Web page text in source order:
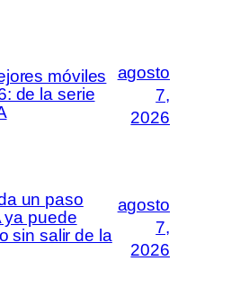
móviles
de la serie
agosto
7,
2026
un paso
ya puede
sin salir de la
agosto
7,
2026